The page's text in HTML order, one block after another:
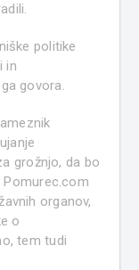
politike
in
govora.
grožnjo, da bo
Pomurec.com
organov,
o
tem tudi